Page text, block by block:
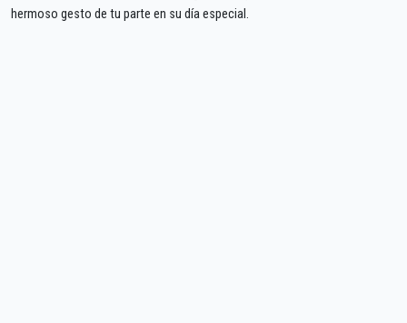
hermoso gesto de tu parte en su día especial.